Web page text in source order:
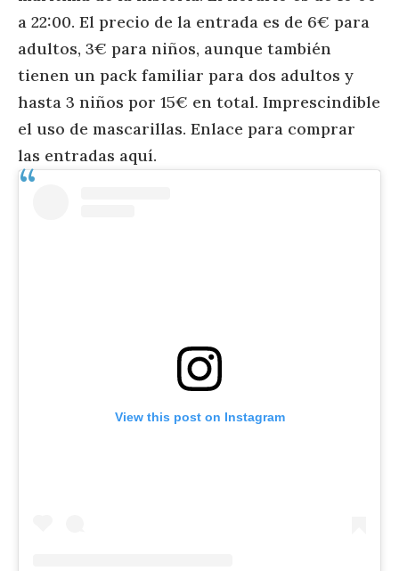
a 22:00. El precio de la entrada es de 6€ para
adultos, 3€ para niños, aunque también
tienen un pack familiar para dos adultos y
hasta 3 niños por 15€ en total. Imprescindible
el uso de mascarillas. Enlace para comprar
las entradas aquí.
View this post on Instagram